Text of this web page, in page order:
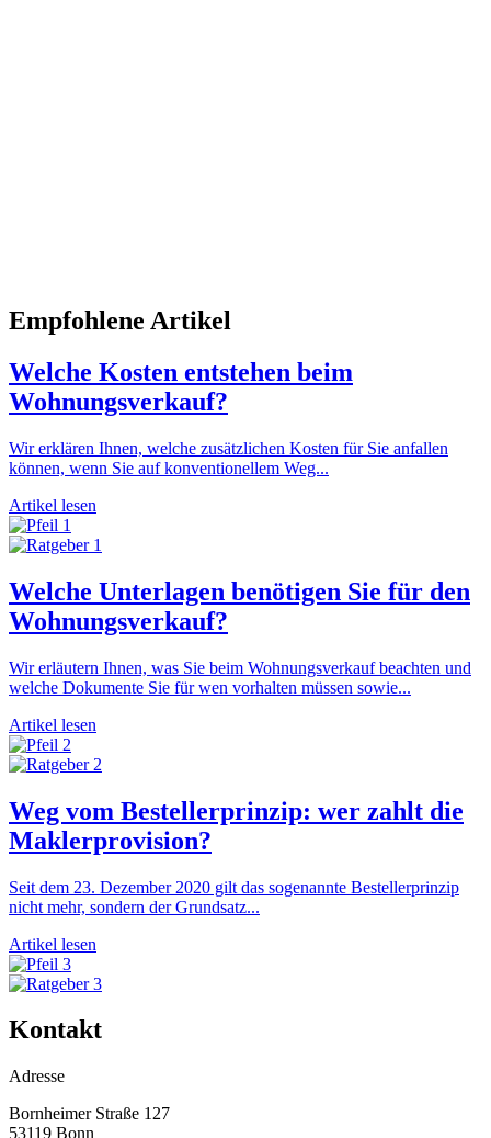
Empfohlene Artikel
Welche Kosten entstehen beim
Wohnungsverkauf?
Wir erklären Ihnen, welche zusätzlichen Kosten für Sie anfallen
können, wenn Sie auf konventionellem Weg...
Artikel lesen
Welche Unterlagen benötigen Sie für den
Wohnungsverkauf?
Wir erläutern Ihnen, was Sie beim Wohnungsverkauf beachten und
welche Dokumente Sie für wen vorhalten müssen sowie...
Artikel lesen
Weg vom Bestellerprinzip: wer zahlt die
Maklerprovision?
Seit dem 23. Dezember 2020 gilt das sogenannte Bestellerprinzip
nicht mehr, sondern der Grundsatz...
Artikel lesen
Kontakt
Adresse
Bornheimer Straße 127
53119 Bonn